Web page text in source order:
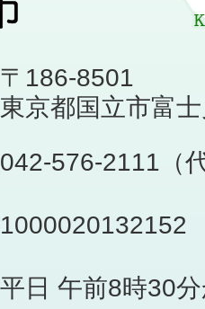
〒186-8501
東京都国立市富
042-576-2111（
1000020132152
平日 午前8時30